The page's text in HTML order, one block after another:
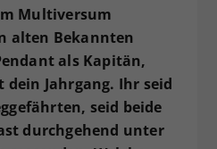
Multiversum
alten Bekannten
als Kapitän,
Jahrgang. Ihr seid
seid beide
durchgehend unter